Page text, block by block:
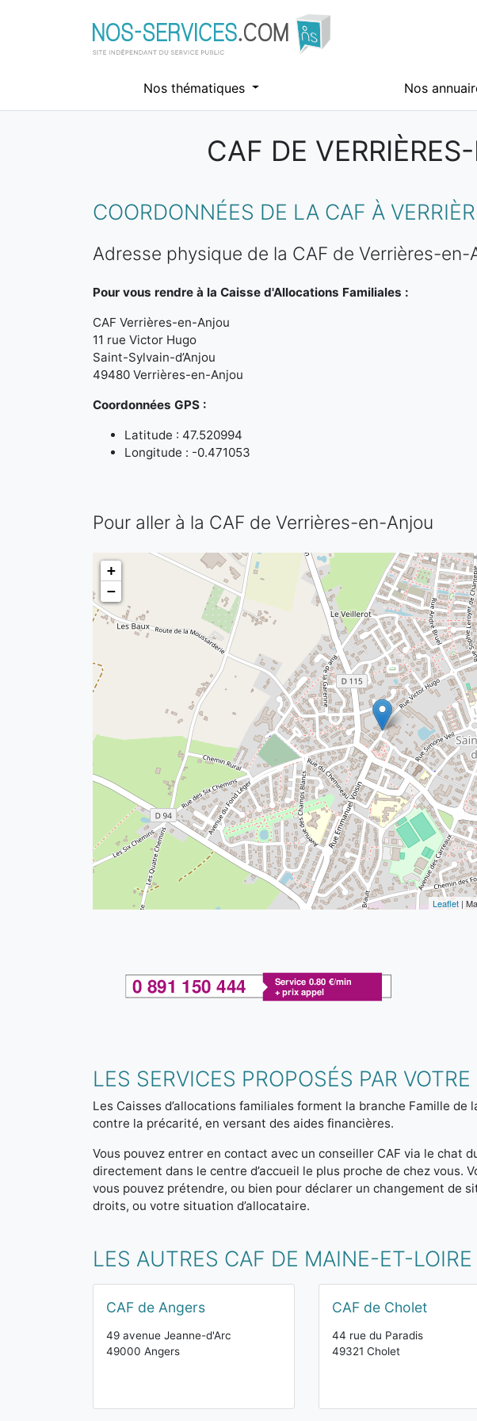
Nos thématiques Nos
CAF DE
COORDONNÉES DE LA CAF À
Adresse physique de la CAF de Verrières-en-
Pour vous rendre à la Caisse d'Allocations Familiales :
CAF Verrières-en-Anjou
11 rue Victor Hugo
Saint-Sylvain-d’Anjou
49480 Verrières-en-Anjou
Coordonnées GPS :
Latitude : 47.520994
Longitude : -0.471053
Pour aller à la CAF de Verrières-en-Anjou
+
−
Leaflet |
LES SERVICES PROPOSÉS PAR VOTRE
Les Caisses d’allocations familiales forment la branche Famille
contre la précarité, en versant des aides financières.
Vous pouvez entrer en contact avec un conseiller CAF via le chat
directement dans le centre d’accueil le plus proche de chez vous.
vous pouvez prétendre, ou bien pour déclarer un changement de
droits, ou votre situation d’allocataire.
LES AUTRES CAF DE MAINE-ET-LOIRE
CAF de Angers
49 avenue Jeanne-d'Arc
49000 Angers
CAF de Cholet
44 rue du Paradis
49321 Cholet